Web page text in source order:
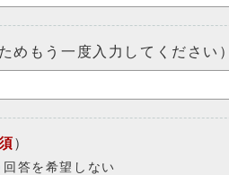
めもう一度入力してください）
）
回答を希望しない